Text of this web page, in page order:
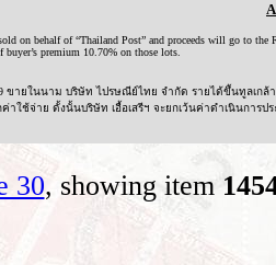
on behalf of “Thailand Post” and proceeds will go to
buyer’s premium 10.70% on those lots.
ขายในนาม บริษัท ไปรษณีย์ไทย จำกัด รายได้ขึ้นทูลเก
าใช้จ่าย ดั้งนั้นบริษัท เอื้อเสรีฯ จะยกเว้นค่าดำเนินการประ
30, showing item